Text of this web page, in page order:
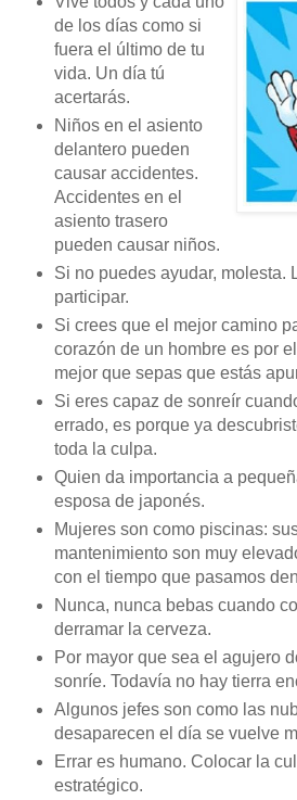
de los días como si
fuera el último de tu
vida. Un día tú
acertarás.
Niños en el asiento
delantero pueden
causar accidentes.
Accidentes en el
asiento trasero
pueden causar niños.
Si no puedes ayudar, molesta.
participar.
Si crees que el mejor camino
corazón de un hombre es por
mejor que sepas que estás
Si eres capaz de sonreír
errado, es porque ya
toda la culpa.
Quien da importancia a
esposa de japonés.
Mujeres son como piscinas:
mantenimiento son muy
con el tiempo que pasamos
Nunca, nunca bebas cuando
derramar la cerveza.
Por mayor que sea el agujero
sonríe. Todavía no hay tierra
Algunos jefes son como las
desaparecen el día se vuelve
Errar es humano. Colocar la
estratégico.